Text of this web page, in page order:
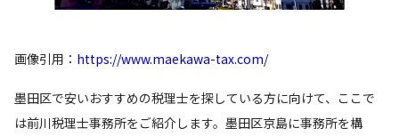
画像引用： https://www.maekawa-tax.com/
墨田区で安いおすすめの税理士を探している方に向けて、ここで
は前川税理士事務所をご紹介します。墨田区京島に事務所を構